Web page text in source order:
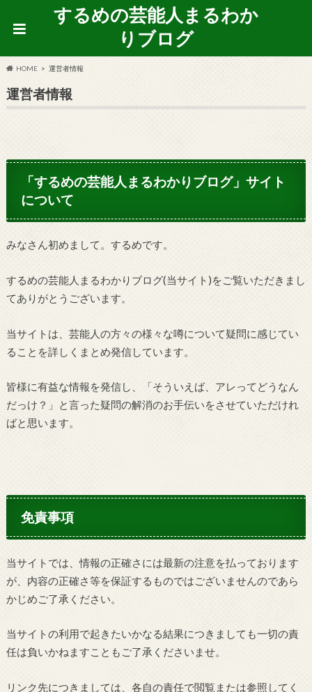
するめの芸能人まるわか
りブログ
HOME 運営者情報
運営者情報
「するめの芸能人まるわかりブログ」サイト
について
みなさん初めまして。するめです。
するめの芸能人まるわかりブログ(当サイト)をご覧いただきまし
てありがとうございます。
当サイトは、芸能人の方々の様々な噂について疑問に感じてい
ることを詳しくまとめ発信しています。
皆様に有益な情報を発信し、「そういえば、アレってどうなん
だっけ？」と言った疑問の解消のお手伝いをさせていただけれ
ばと思います。
免責事項
当サイトでは、情報の正確さには最新の注意を払っております
が、内容の正確さ等を保証するものではございませんのであら
かじめご了承ください。
当サイトの利用で起きたいかなる結果につきましても一切の責
任は負いかねますこともご了承くださいませ。
リンク先につきましては、各自の責任で閲覧または参照してく